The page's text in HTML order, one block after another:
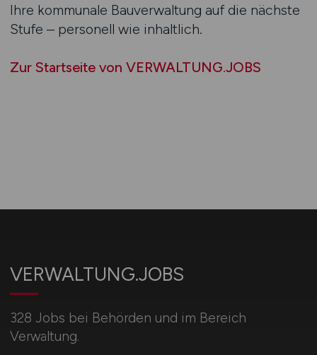
Ihre kommunale Bauverwaltung auf die nächste
Stufe – personell wie inhaltlich.
Zur Startseite von VERWALTUNG.JOBS
VERWALTUNG.JOBS
328 Jobs bei Behörden und im Bereich
Verwaltung.